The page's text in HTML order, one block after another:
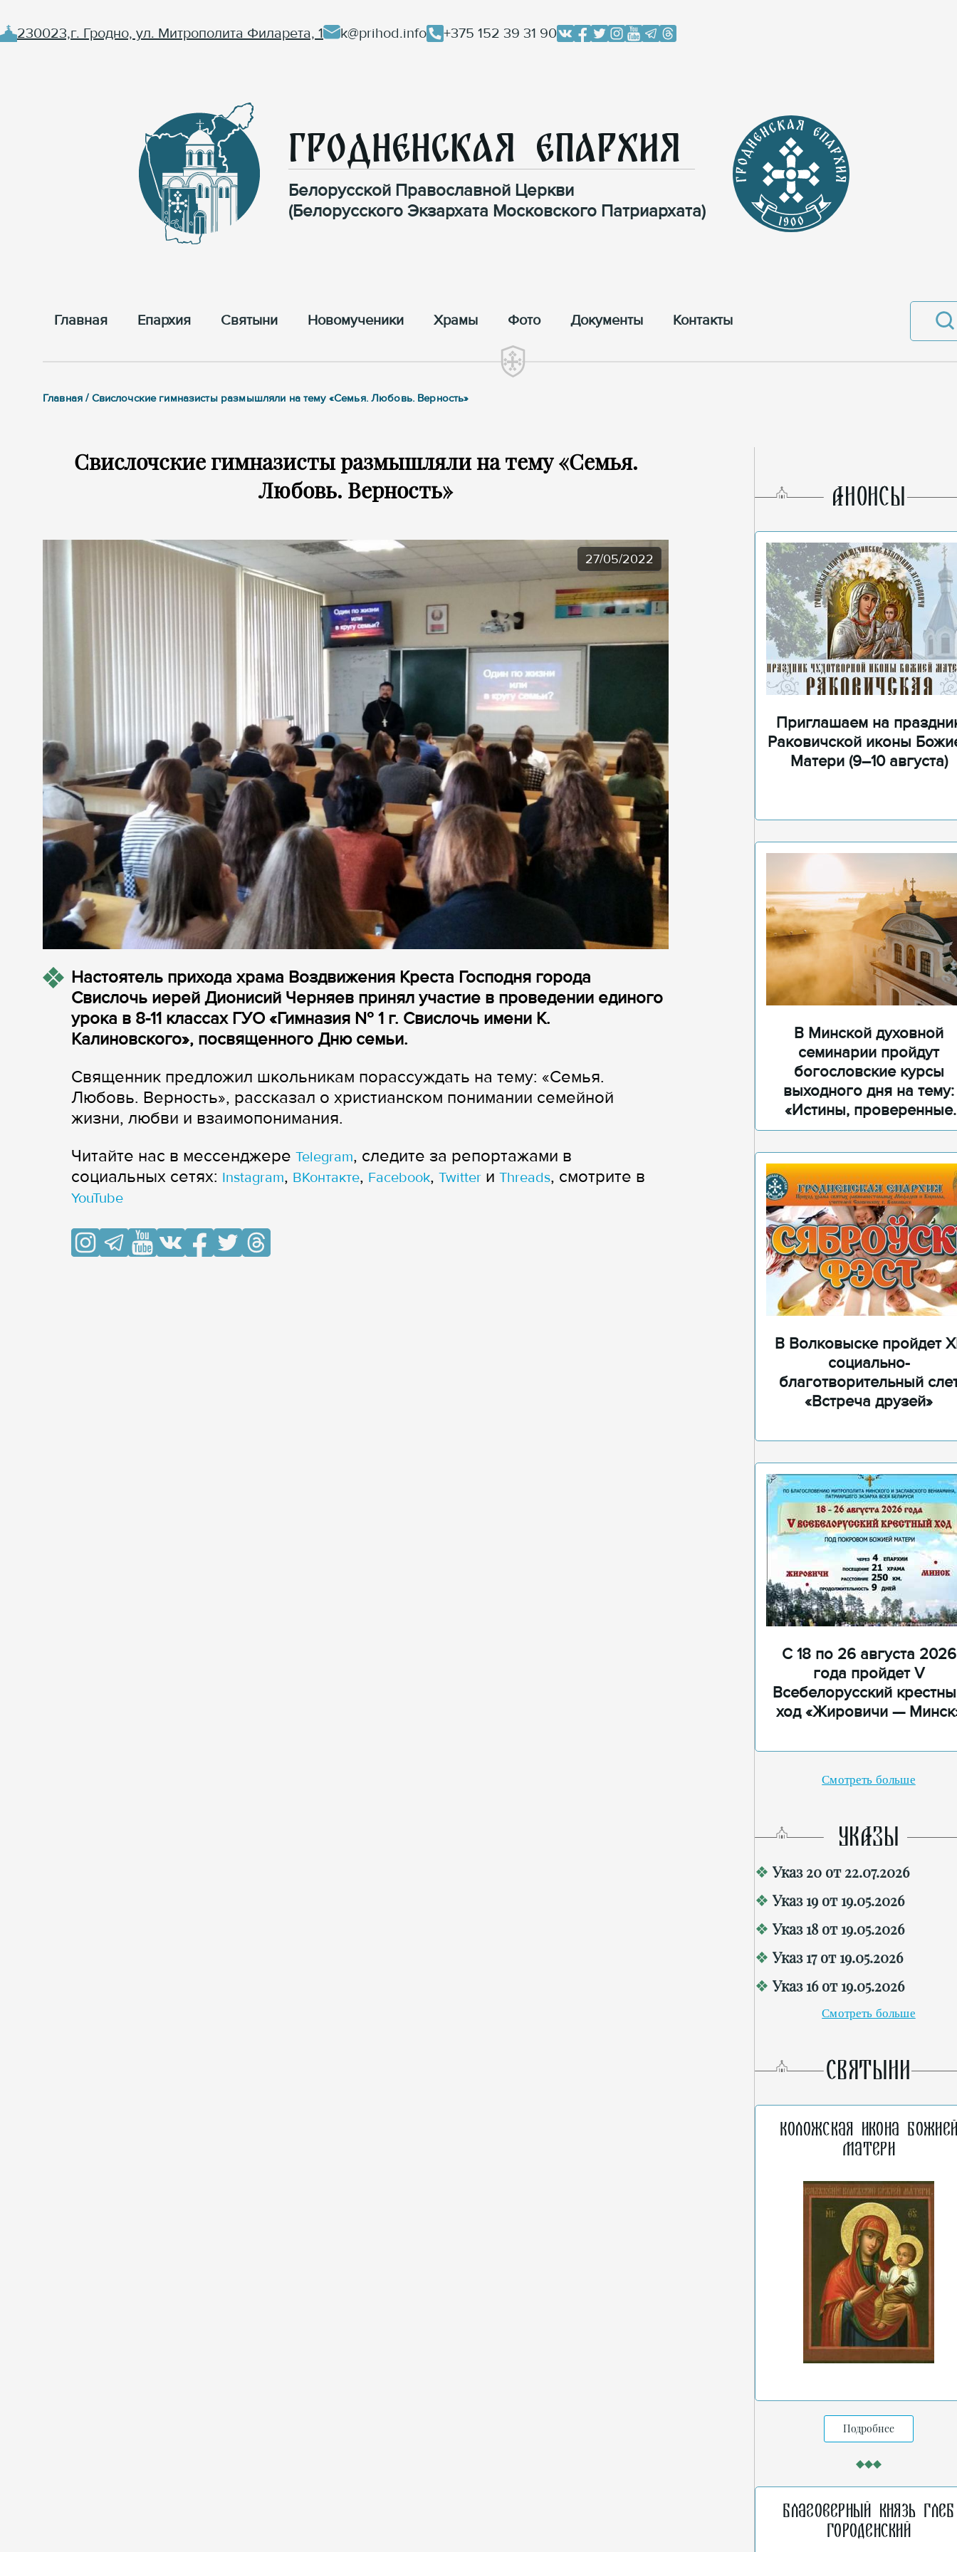
230023,г. Гродно, ул. Митрополита Филарета, 1 k@prihod.info +375 152 39 31 90
Гродненская Епархия
Белорусской Православной Церкви
(Белорусского Экзархата Московского Патриархата)
Главная Епархия Cвятыни Новомученики Храмы Фото Документы Контакты
Главная / Свислочские гимназисты размышляли на тему «Семья. Любовь. Верность»
Свислочские гимназисты размышляли на тему «Семья.
Любовь. Верность»
27/05/2022
Настоятель прихода храма Воздвижения Креста Господня города
Свислочь иерей Дионисий Черняев принял участие в проведении единого
урока в 8-11 классах ГУО «Гимназия № 1 г. Свислочь имени К.
Калиновского», посвященного Дню семьи.
Священник предложил школьникам порассуждать на тему: «Семья.
Любовь. Верность», рассказал о христианском понимании семейной
жизни, любви и взаимопонимания.
Читайте нас в мессенджере Telegram, следите за репортажами в
cоциальных сетях: Instagram, ВКонтакте, Facebook, Twitter и Threads, смотрите в
YouTube
AНОНСЫ
Приглашаем на
Раковичской иконы
Матери (9–10 августа)
В Минской духовной
семинарии пройдут
богословские курсы
выходного дня на тему:
«Истины, проверенные
временем»
В Волковыске пройдет
социально-
благотворительный
«Встреча друзей»
С 18 по 26 августа 2026
года пройдет V
Всебелорусский
ход «Жировичи —
Смотреть больше
УКАЗЫ
Указ 20 от 22.07.2026
Указ 19 от 19.05.2026
Указ 18 от 19.05.2026
Указ 17 от 19.05.2026
Указ 16 от 19.05.2026
Смотреть больше
СВЯТЫНИ
Коложская икона
Матери
Подробнее
Благоверный князь Глеб
Городенский